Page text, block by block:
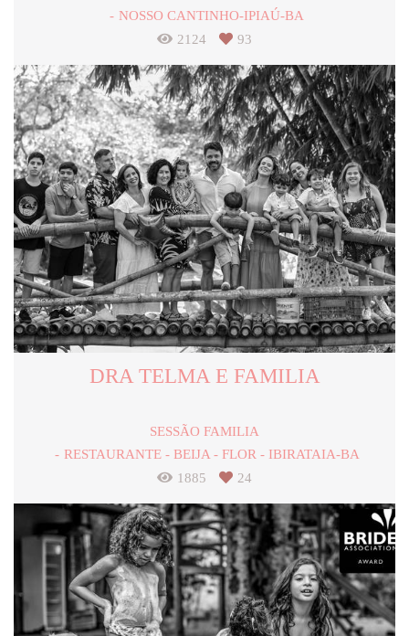
NOSSO CANTINHO-IPIAÚ-BA
2124
93
DRA TELMA E FAMILIA
SESSÃO FAMILIA
RESTAURANTE - BEIJA - FLOR - IBIRATAIA-BA
1885
24